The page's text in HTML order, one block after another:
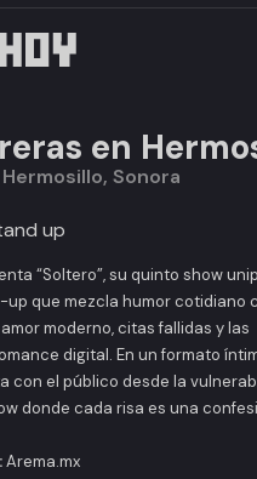
en
Hermosillo, Sonora
up
“Soltero”, su quinto show
que mezcla humor cotidiano
moderno, citas fallidas y las
digital. En un formato
con el público desde la
donde cada risa es una
Arema.mx